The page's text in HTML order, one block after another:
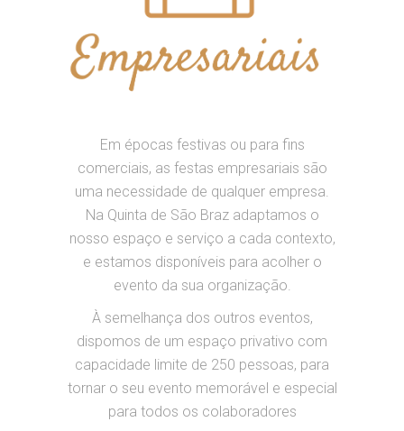
Em épocas festivas ou para fins
comerciais, as festas empresariais são
uma necessidade de qualquer empresa.
Na Quinta de São Braz adaptamos o
nosso espaço e serviço a cada contexto,
e estamos disponíveis para acolher o
evento da sua organização.
À semelhança dos outros eventos,
dispomos de um espaço privativo com
capacidade limite de 250 pessoas, para
tornar o seu evento memorável e especial
para todos os colaboradores